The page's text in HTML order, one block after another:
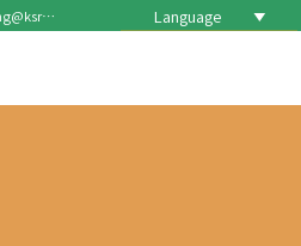
邮箱：sofinawang@ksrcd.com Language 